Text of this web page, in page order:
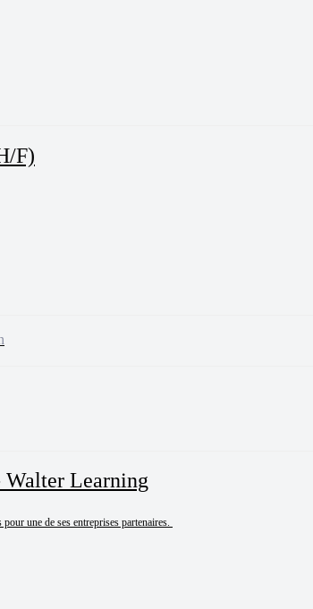
F)
Walter Learning
une de ses entreprises partenaires.